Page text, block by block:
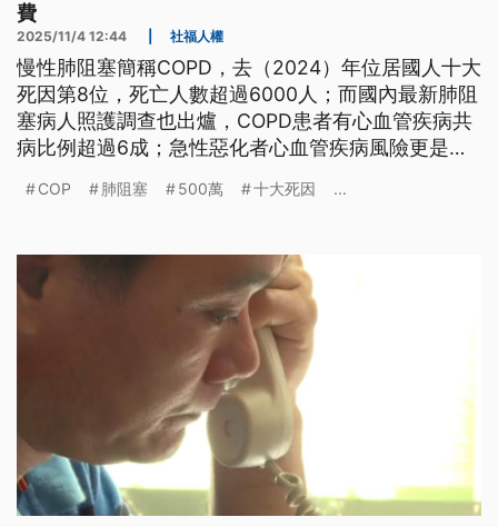
費
2025/11/4 12:44 社福人權
慢性肺阻塞簡稱COPD，去（2024）年位居國人十大
死因第8位，死亡人數超過6000人；而國內最新肺阻
塞病人照護調查也出爐，COPD患者有心血管疾病共
病比例超過6成；急性惡化者心血管疾病風險更是提
萬，全面調升COPD照護費用，以降低重症及死亡風
COP 肺阻塞 500萬 十大死因 ...